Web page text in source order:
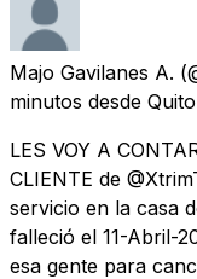
Majo Gavilanes A.
minutos desde
LES VOY A
CLIENTE de
servicio en la casa
falleció el 11-Abril-
esa gente para